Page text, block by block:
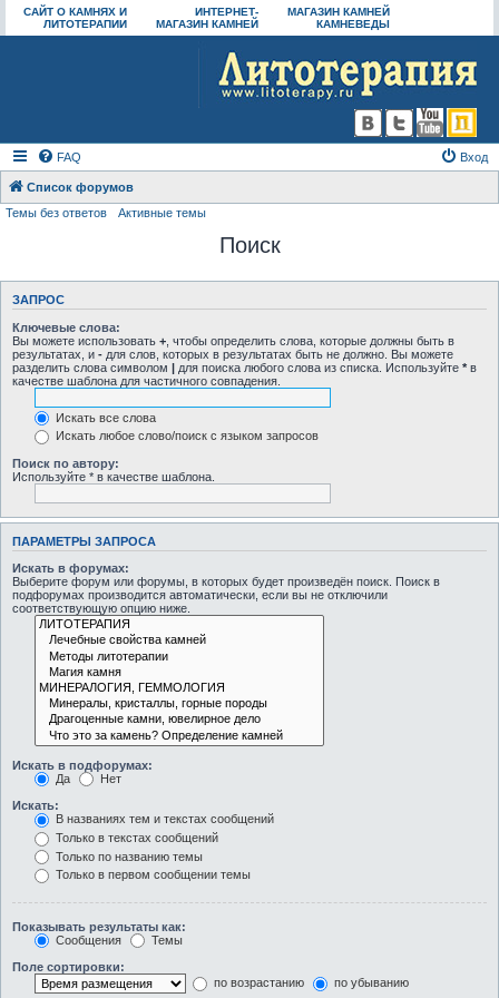
САЙТ О КАМНЯХ И
ЛИТОТЕРАПИИ
ИНТЕРНЕТ-
МАГАЗИН КАМНЕЙ
МАГАЗИН КАМНЕЙ
КАМНЕВЕДЫ
FAQ Вход
Список форумов
Темы без ответов
Активные темы
Поиск
ЗАПРОС
Ключевые слова:
Вы можете использовать + , чтобы определить слова, которые должны быть в
результатах, и - для слов, которых в результатах быть не должно. Вы можете
разделить слова символом | для поиска любого слова из списка. Используйте * в
качестве шаблона для частичного совпадения.
Искать все слова
Искать любое слово/поиск с языком запросов
Поиск по автору:
Используйте * в качестве шаблона.
ПАРАМЕТРЫ ЗАПРОСА
Искать в форумах:
Выберите форум или форумы, в которых будет произведён поиск. Поиск в
подфорумах производится автоматически, если вы не отключили
соответствующую опцию ниже.
Искать в подфорумах:
Да
Нет
Искать:
В названиях тем и текстах сообщений
Только в текстах сообщений
Только по названию темы
Только в первом сообщении темы
Показывать результаты как:
Сообщения
Темы
Поле сортировки:
по возрастанию
по убыванию